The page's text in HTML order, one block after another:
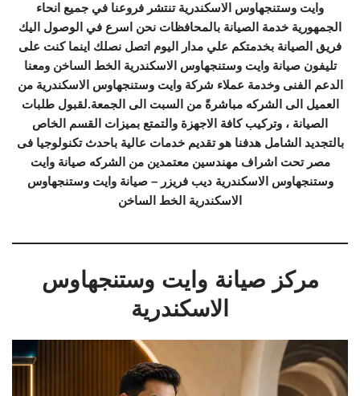
وايت وستنجهاوس الاسكندرية تنتشر فروعنا في جميع انحاء
الجمهورية خدمة الصيانة بالمحافظات نحن اسرع في الوصول اليك
فريق الصيانة بخدمتكم علي مدار اليوم اتصل نصلك اينما كنت على
تليفون صيانة وايت وستنجهاوس الاسكندرية الخط الساخن ومعنا
الدعم الفنى وخدمة عملاء شركة وايت وستنجهاوس الاسكندرية من
العميل الى الشركه مباشرةً من السبت الى الجمعة.لقبول طلبات
الصيانة ، وتركيب كافة الاجهزة والتمتع بميزات القسم الخاص
بالتجديد الشامل هدفنا هو تقديم خدمات عالية باحدث تكنولوجيا فى
مصر تحت اشراف مهندسين معتمدين من الشركه صيانة وايت
وستنجهاوس الاسكندرية ديب فريزر – صيانة وايت وستنجهاوس
الاسكندرية الخط الساخن
مركز صيانة وايت وستنجهاوس
الاسكندرية